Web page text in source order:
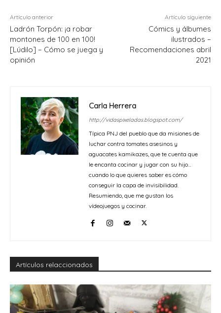
Artículo anterior
Ladrón Torpón: ¡a robar
montones de 100 en 100!
[Lúdilo] – Cómo se juega y
opinión
Artículo siguiente
Cómics y álbumes
ilustrados –
Recomendaciones abril
2021
Carla Herrera
http://vidaspixeladas.blogspot.com/
Típica PNJ del pueblo que da misiones de
luchar contra tomates asesinos y
aguacates kamikazes, que te cuenta que
le encanta cocinar y jugar con su hijo…
cuando lo que quieres saber es cómo
conseguir la capa de invisibilidad.
Resumiendo, que me gustan los
vídeojuegos y cocinar.
Artículos relaccionados